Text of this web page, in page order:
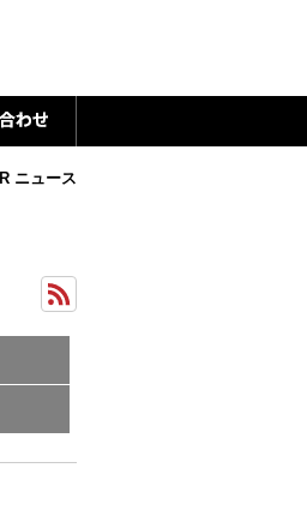
IR ニュース